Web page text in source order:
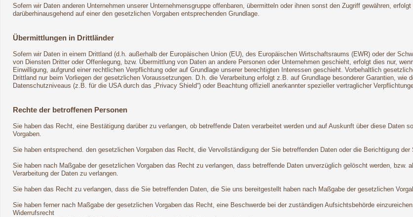
Sofern wir Daten anderen Unternehmen unserer Unternehmensgruppe offenbaren, übermitteln oder ihnen sonst den Zugriff gewähren,
darüberhinausgehend auf einer den gesetzlichen Vorgaben entsprechenden Grundlage.
Übermittlungen in Drittländer
Sofern wir Daten in einem Drittland (d.h. außerhalb der Europäischen Union (EU), des Europäischen Wirtschaftsraums (EWR) oder der
von Diensten Dritter oder Offenlegung, bzw. Übermittlung von Daten an andere Personen oder Unternehmen geschieht, erfolgt dies nur,
Einwilligung, aufgrund einer rechtlichen Verpflichtung oder auf Grundlage unserer berechtigten Interessen geschieht. Vorbehaltlich
Drittland nur beim Vorliegen der gesetzlichen Voraussetzungen. D.h. die Verarbeitung erfolgt z.B. auf Grundlage besonderer Garantien,
Datenschutzniveaus (z.B. für die USA durch das „Privacy Shield“) oder Beachtung offiziell anerkannter spezieller vertraglicher
Rechte der betroffenen Personen
Sie haben das Recht, eine Bestätigung darüber zu verlangen, ob betreffende Daten verarbeitet werden und auf Auskunft über diese Daten
Vorgaben.
Sie haben entsprechend. den gesetzlichen Vorgaben das Recht, die Vervollständigung der Sie betreffenden Daten oder die Berichtigung
Sie haben nach Maßgabe der gesetzlichen Vorgaben das Recht zu verlangen, dass betreffende Daten unverzüglich gelöscht werden, bzw.
Verarbeitung der Daten zu verlangen.
Sie haben das Recht zu verlangen, dass die Sie betreffenden Daten, die Sie uns bereitgestellt haben nach Maßgabe der gesetzlichen
Sie haben ferner nach Maßgabe der gesetzlichen Vorgaben das Recht, eine Beschwerde bei der zuständigen Aufsichtsbehörde
Widerrufsrecht